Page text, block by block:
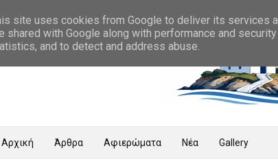
Αρχική Άρθρα Αφιερώματα Νέα Gallery
site uses cookies from Google to deliver its services
shared with Google along with performance and
and to detect and address abuse.